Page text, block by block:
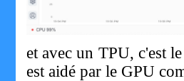
et avec un TPU, c'est
est aidé par le GPU